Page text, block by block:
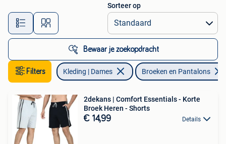
Alle afstanden…
Sorteer op
Bewaar je zoekopdracht
Filters Kleding | Dames Broeken en Pantalons
2dekans | Comfort Essentials - Korte
Broek Heren - Shorts
€ 14,99 Details